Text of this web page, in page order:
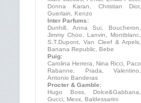
Donna Karan, Christian Dior,
Guerlain, Kenzo
Inter Parfums:
Dunhill, Anna Sui, Boucheron,
Jimmy Choo, Lanvin, Montblanc,
S.T.Dupont, Van Cleef & Arpels,
Banana Republic, Bebe
Puig:
Carolina Herrera, Nina Ricci, Paco
Rabanne, Prada, Valentino,
Antonio Banderas
Procter & Gamble:
Hugo Boss, Dolce&Gabbana,
Gucci, Mexx, Baldessarini